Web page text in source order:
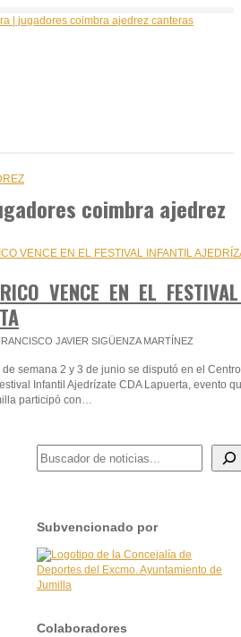
coimbra ajedrez
VENCE EN EL
JAVIER SIGÜENZA MARTÍNEZ
de semana 2 y 3 de junio se disputó en el
Infantil Ajedrízate CDA Lapuerta, evento
participó con…
BUSCADOR DE NOTICIAS
Subvencionado por
Colaboradores